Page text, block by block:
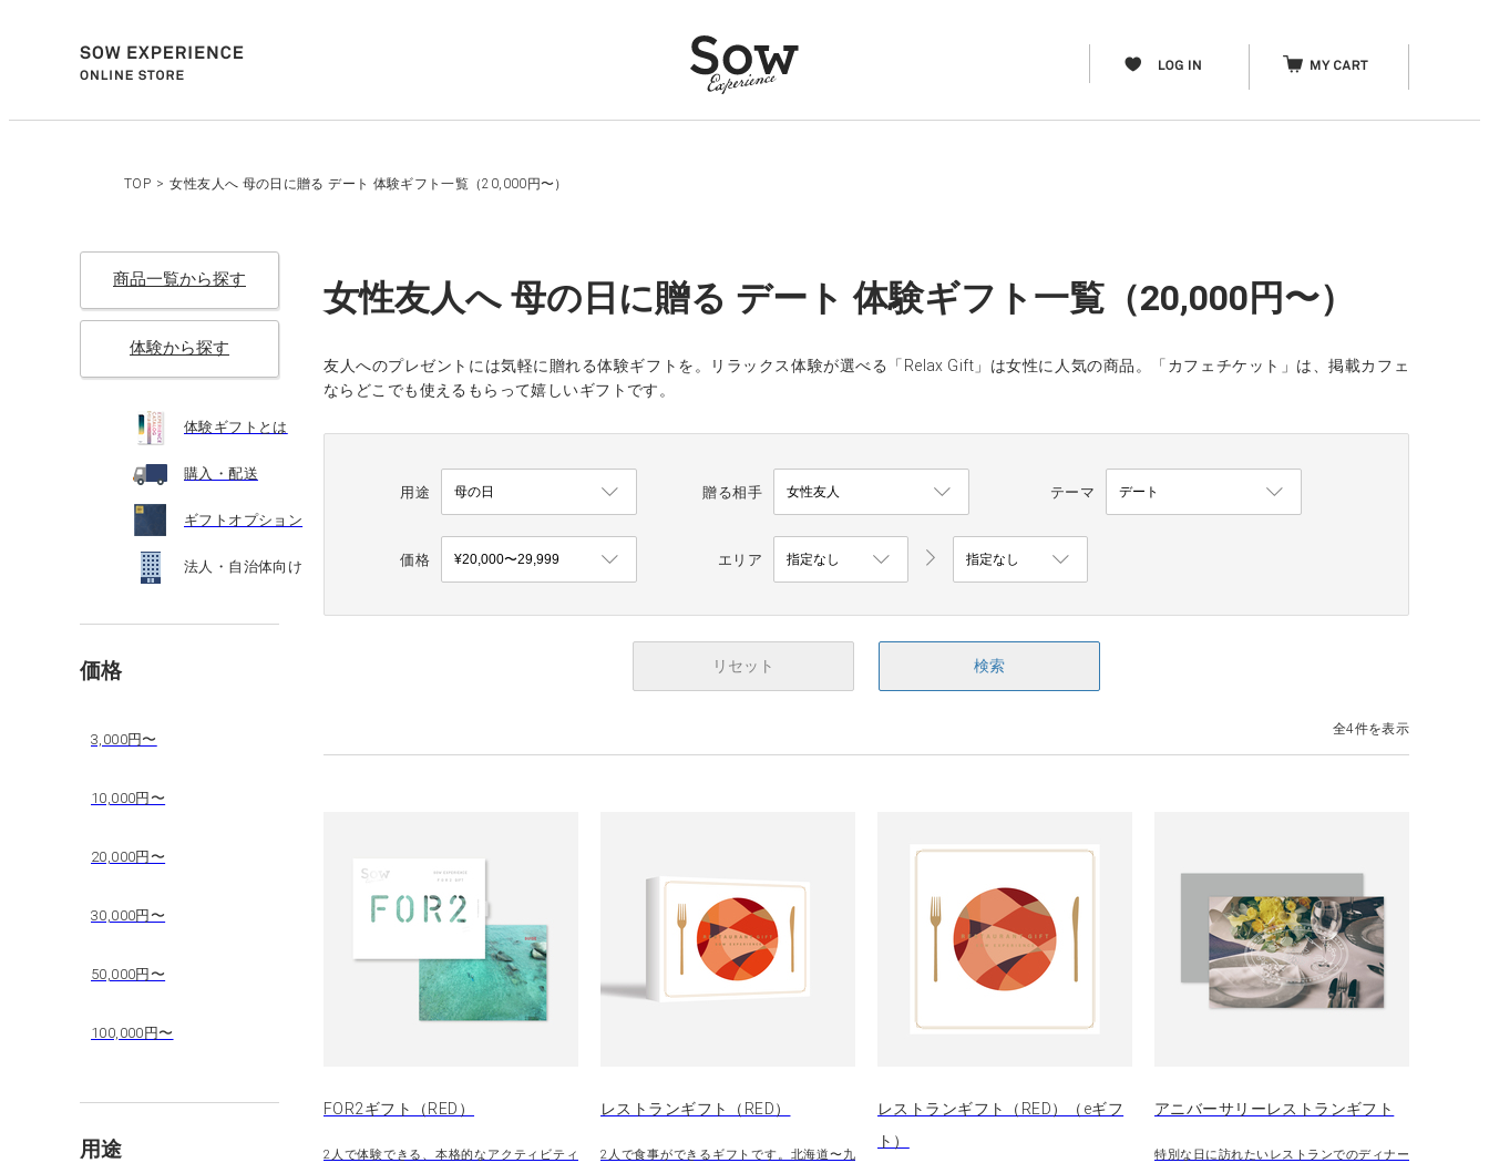
TOP > 女性友人へ 母の日に贈る デート 体験ギフト一覧（20,000円〜）
商品一覧から探す
体験から探す
体験ギフトとは
購入・配送
ギフトオプション
法人・自治体向け
価格
3,000円〜
10,000円〜
20,000円〜
30,000円〜
50,000円〜
100,000円〜
用途
女性友人へ 母の日に贈る デート 体験ギフト一覧（20,000円〜）
友人へのプレゼントには気軽に贈れる体験ギフトを。リラックス体験が選べる「Relax Gift」は女性に人気の商品。「カフェチケット」は、掲載カフェ
ならどこでも使えるもらって嬉しいギフトです。
用途 贈る相手 テーマ
価格 エリア
リセット 検索
全4件を表示
FOR2ギフト（RED）
2人で体験できる、本格的なアクティビティ
レストランギフト（RED）
2人で食事ができるギフトです。北海道〜九
レストランギフト（RED）（eギフ
ト）
アニバーサリーレストランギフト
特別な日に訪れたいレストランでのディナー